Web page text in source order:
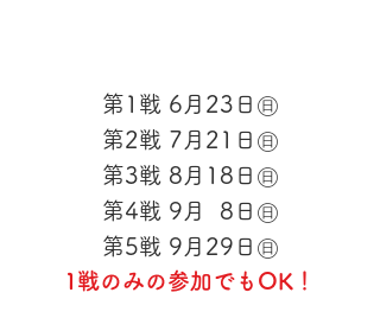
第 1 戦 6 月 23 日㊐
第2戦 7 月 21 日㊐
第3戦 8 月 18 日㊐
第4戦 9 月 8 日㊐
第5戦 9 月 29 日㊐
1戦のみの参加でもOK！